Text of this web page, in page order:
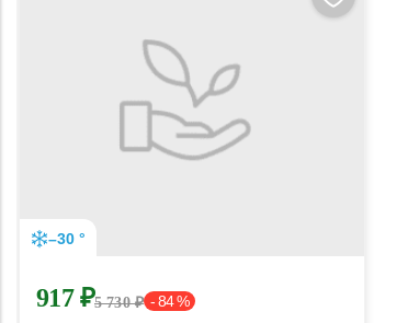
–30 °
917 ₽5 730 ₽ - 84 %